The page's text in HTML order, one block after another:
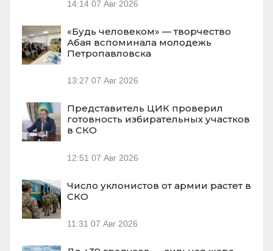
14:14 07 Авг 2026
«Будь человеком» — творчество
Абая вспоминала молодежь
Петропавловска
13:27 07 Авг 2026
Представитель ЦИК проверил
готовность избирательных участков
в СКО
12:51 07 Авг 2026
Число уклонистов от армии растет в
СКО
11:31 07 Авг 2026